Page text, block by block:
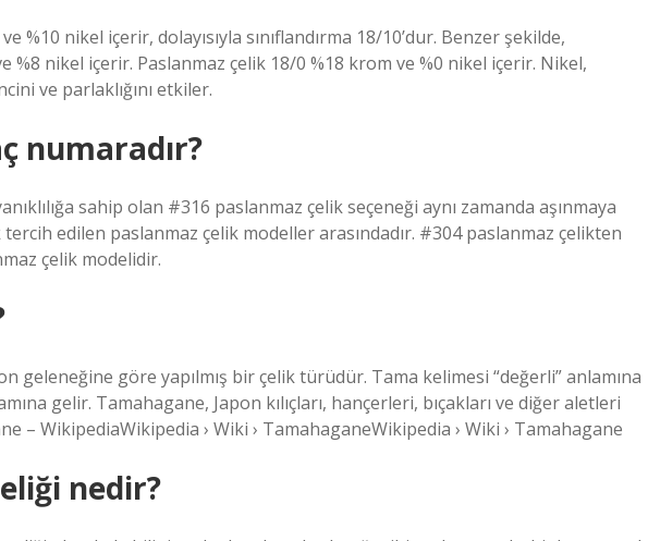
%10 nikel içerir, dolayısıyla sınıflandırma 18/10’dur. Benzer şekilde,
%8 nikel içerir. Paslanmaz çelik 18/0 %18 krom ve %0 nikel içerir. Nikel,
ve parlaklığını etkiler.
numaradır?
sahip olan #316 paslanmaz çelik seçeneği aynı zamanda aşınmaya
tercih edilen paslanmaz çelik modeller arasındadır. #304 paslanmaz çelikten
çelik modelidir.
geleneğine göre yapılmış bir çelik türüdür. Tama kelimesi “değerli” anlamına
gelir. Tamahagane, Japon kılıçları, hançerleri, bıçakları ve diğer aletleri
– WikipediaWikipedia › Wiki › TamahaganeWikipedia › Wiki › Tamahagane
nedir?